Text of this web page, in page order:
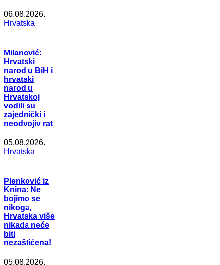
06.08.2026.
Hrvatska
Milanović:
Hrvatski
narod u BiH i
hrvatski
narod u
Hrvatskoj
vodili su
zajednički i
neodvojiv rat
05.08.2026.
Hrvatska
Plenković iz
Knina: Ne
bojimo se
nikoga,
Hrvatska više
nikada neće
biti
nezaštićena!
05.08.2026.